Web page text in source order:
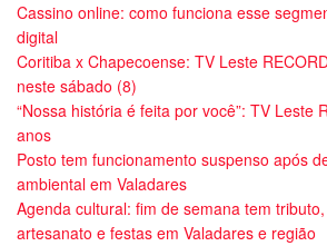
Cassino online: como funciona esse
digital
Coritiba x Chapecoense: TV Leste
neste sábado (8)
“Nossa história é feita por você”: TV Leste
anos
Posto tem funcionamento suspenso após
ambiental em Valadares
Agenda cultural: fim de semana tem
artesanato e festas em Valadares e região